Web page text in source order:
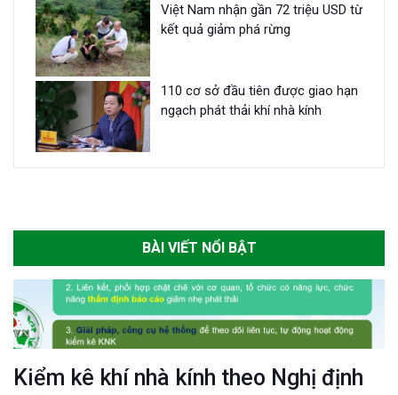
Việt Nam nhận gần 72 triệu USD từ
kết quả giảm phá rừng
110 cơ sở đầu tiên được giao hạn
ngạch phát thải khí nhà kính
BÀI VIẾT NỔI BẬT
Kiểm kê khí nhà kính theo Nghị định